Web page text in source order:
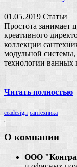
01.05.2019 Статьи
Простота занимает
креативного
коллекции
модульной
технологии ванных
Читать полностью
ceadesign сантехника
О компании
ООО